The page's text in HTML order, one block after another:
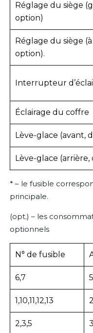
Réglage du siège
option)
Réglage du siège
option).
Interrupteur
Éclairage du coffre
Lève-glace (avant,
Lève-glace (arrière,
* – le fusible
principale.
(opt.) – les
optionnels
N° de fusible
6,7 5
1,10,11,12,13
2,3,5